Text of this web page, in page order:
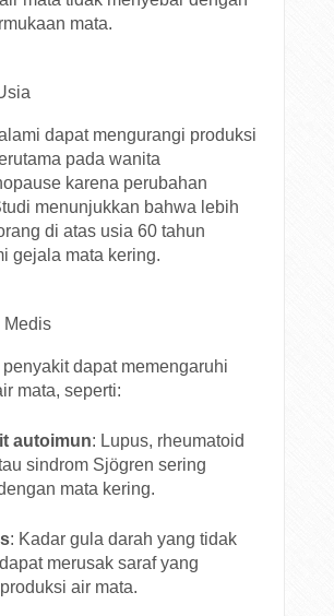
mata.
dapat mengurangi produksi
pada wanita
karena perubahan
menunjukkan bahwa lebih
di atas usia 60 tahun
gejala mata kering.
Medis
dapat memengaruhi
mata, seperti:
autoimun: Lupus, rheumatoid
sindrom Sjögren sering
mata kering.
: Kadar gula darah yang tidak
merusak saraf yang
air mata.